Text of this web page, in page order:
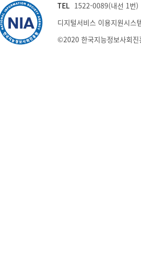
TEL 1522-0089(내선 1번
디지털서비스 이용지원시스
©2020 한국지능정보사회진